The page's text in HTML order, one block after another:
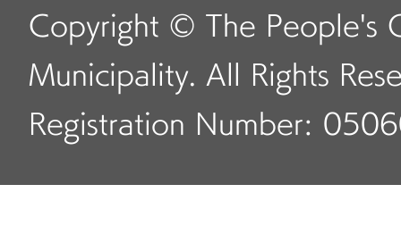
Copyright © The People's
Municipality. All Rights
Registration Number: